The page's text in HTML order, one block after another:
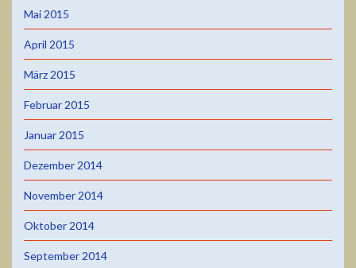
Mai 2015
April 2015
März 2015
Februar 2015
Januar 2015
Dezember 2014
November 2014
Oktober 2014
September 2014